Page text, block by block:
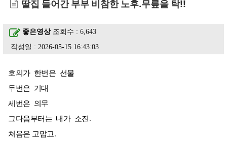
딸집 들어간 부부 비참한 노후.무릎을 탁!!
좋은영상조회수 : 6,643
작성일 : 2026-05-15 16:43:03
호의가 한번은 선물
두번은 기대
세번은 의무
그다음부터는 내가 소진.
처음은 고맙고.